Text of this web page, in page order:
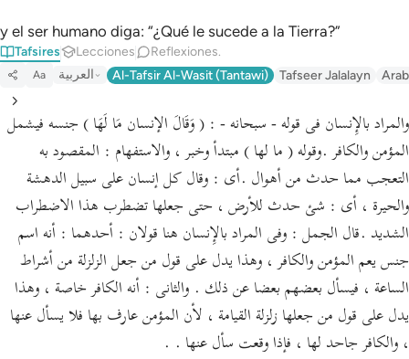
y el ser humano diga: “¿Qué le sucede a la Tierra?”
Tafsires Lecciones Reflexiones.
Aa العربية Al-Tafsir Al-Wasit (Tantawi) Tafseer Jalalayn
والمراد بالإِنسان فى قوله - سبحانه - : ( وَقَالَ الإنسان مَا لَهَا ) جنسه فيشمل
المؤمن والكافر .وقوله ( ما لها ) مبتدأ وخبر ، والاستفهام : المقصود به
التعجب مما حدث من أهوال .أى : وقال كل إنسان على سبيل الدهشة
والحيرة ، أى : شئ حدث للأرض ، حتى جعلها تضطرب هذا الاضطراب
الشديد .قال الجمل : وفى المراد بالإِنسان هنا قولان : أحدهما : أنه اسم
جنس يعم المؤمن والكافر ، وهذا يدل على قول من جعل الزلزلة من أشراط
الساعة ، فيسأل بعضهم بعضا عن ذلك . والثانى : أنه الكافر خاصة ، وهذا
يدل على قول من جعلها زلزلة القيامة ، لأن المؤمن عارف بها فلا يسأل عنها
، والكافر جاحد لها ، فإذا وقعت سأل عنها . .